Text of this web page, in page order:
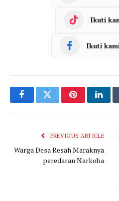
Ikuti
Ikuti
FacebookTwitterPinterest
PREVIOUS ARTICLE
Warga Desa Resah Maraknya
peredaran Narkoba